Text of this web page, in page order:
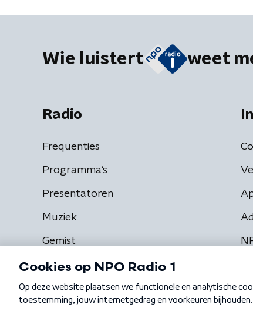
Wie luistert weet
Radio
Frequenties
Programma's
Presentatoren
Muziek
Gemist
Algemene voorwaarden Privacybeleid